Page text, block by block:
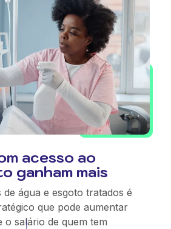
acesso ao
ganham mais
de água e esgoto tratados é
que pode aumentar
o salário de quem tem